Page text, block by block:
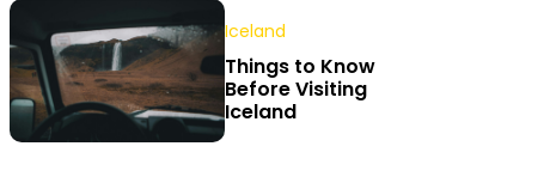
Iceland
Things to Know
Before Visiting
Iceland